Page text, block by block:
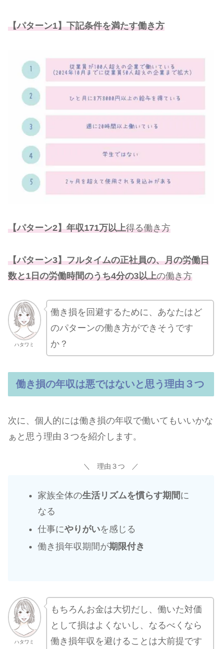
【パターン1】下記条件を満たす働き方
【パターン2】年収171万以上得る働き方
【パターン3】フルタイムの正社員の、月の労働日
数と1日の労働時間のうち4分の3以上の働き方
ハタワミ
働き損を回避するために、あなたはど
のパターンの働き方ができそうです
か？
働き損の年収は悪ではないと思う理由３つ
次に、個人的には働き損の年収で働いてもいいかな
ぁと思う理由３つを紹介します。
＼ 理由３つ ／
家族全体の生活リズムを慣らす期間に
なる
仕事にやりがいを感じる
働き損年収期間が期限付き
ハタワミ
もちろんお金は大切だし、働いた対価
として損はよくないし、なるべくなら
働き損年収を避けることは大前提です